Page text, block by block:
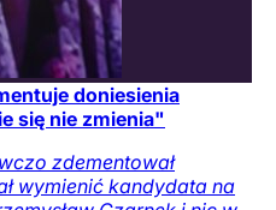
doniesienia
się nie zmienia"
zdementował
wymienić kandydata na